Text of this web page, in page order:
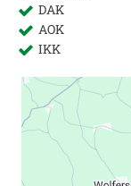
DAK
AOK
IKK